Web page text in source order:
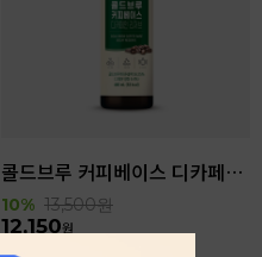
콜드브루 커피베이스 디카페인 리저브 440ml
10% 13,500원
12,150원